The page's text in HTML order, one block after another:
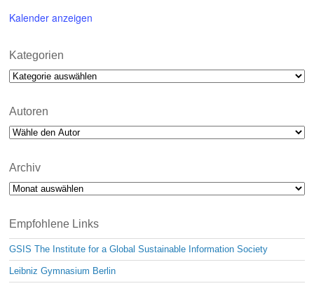
Kalender anzeigen
Kategorien
Kategorien
Autoren
Archiv
Archiv
Empfohlene Links
GSIS The Institute for a Global Sustainable Information Society
Leibniz Gymnasium Berlin